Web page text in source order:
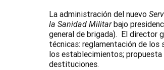
La administración del nuevo
la Sanidad Militarbajo
general de brigada). El director
técnicas: reglamentación de
los establecimientos;
destituciones.